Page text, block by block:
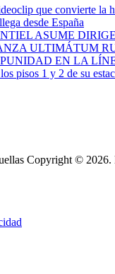
que convierte la
desde España
ASUME
ULTIMÁTUM
EN LA
pisos 1 y 2 de su
Copyright © 2026.